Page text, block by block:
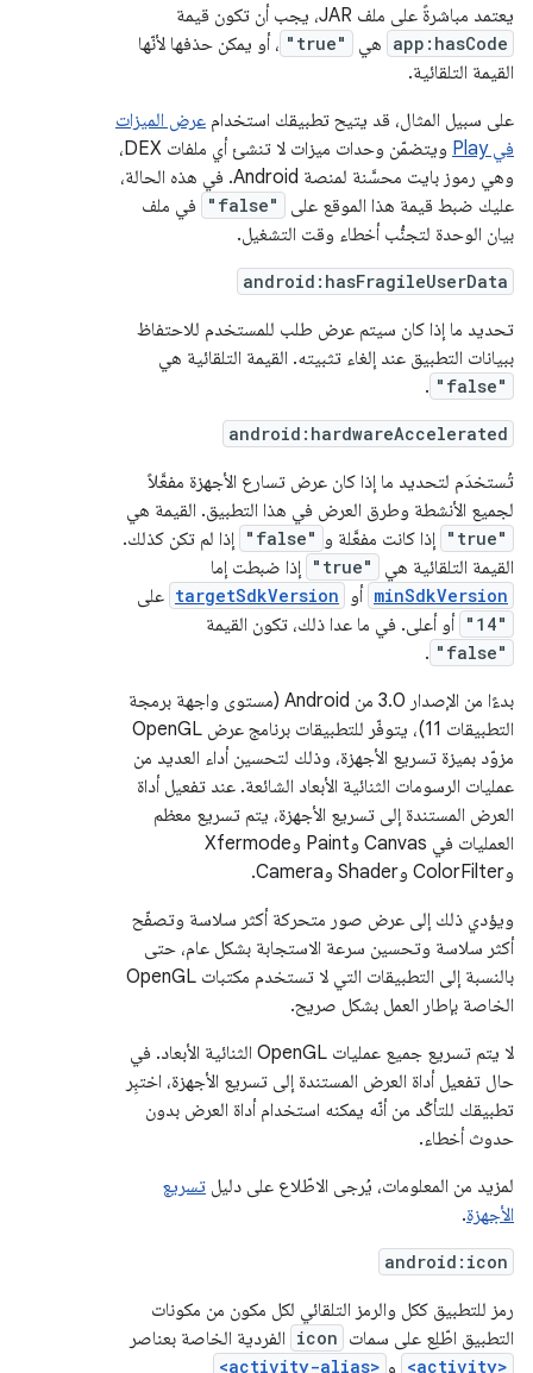
يعتمد مباشرةً على ملف JAR، يجب أن تكون قيمة
app:hasCode هي "true" ، أو يمكن حذفها لأنّها
القيمة التلقائية.
على سبيل المثال، قد يتيح تطبيقك استخدام عرض الميزات
في Play
ويتضمّن وحدات ميزات لا تنشئ أي ملفات DEX،
وهي رموز بايت محسَّنة لمنصة Android. في هذه الحالة،
عليك ضبط قيمة هذا الموقع على
"false"
في ملف
بيان الوحدة لتجنُّب أخطاء وقت التشغيل.
android:hasFragileUserData
تحديد ما إذا كان سيتم عرض طلب للمستخدم للاحتفاظ
ببيانات التطبيق عند إلغاء تثبيته. القيمة التلقائية هي
"false"
.
android:hardwareAccelerated
تُستخدَم لتحديد ما إذا كان عرض تسارع الأجهزة مفعَّلاً
لجميع الأنشطة وطرق العرض في هذا التطبيق. القيمة هي
"true" إذا كانت مفعَّلة و "false"
إذا لم تكن كذلك.
القيمة التلقائية هي
"true" إذا ضبطت إما
minSdkVersion أو targetSdkVersion على
"14" أو أعلى. في ما عدا ذلك، تكون القيمة
"false"
.
بدءًا من الإصدار 3.0 من Android (مستوى واجهة برمجة
التطبيقات 11)، يتوفّر للتطبيقات برنامج عرض OpenGL
مزوّد بميزة تسريع الأجهزة، وذلك لتحسين أداء العديد من
عمليات الرسومات الثنائية الأبعاد الشائعة. عند تفعيل أداة
العرض المستندة إلى تسريع الأجهزة، يتم تسريع معظم
العمليات في Canvas وPaint وXfermode
وColorFilter وShader وCamera.
ويؤدي ذلك إلى عرض صور متحركة أكثر سلاسة وتصفّح
أكثر سلاسة وتحسين سرعة الاستجابة بشكل عام، حتى
بالنسبة إلى التطبيقات التي لا تستخدم مكتبات OpenGL
الخاصة بإطار العمل بشكل صريح.
لا يتم تسريع جميع عمليات OpenGL الثنائية الأبعاد. في
حال تفعيل أداة العرض المستندة إلى تسريع الأجهزة، اختبِر
تطبيقك للتأكّد من أنّه يمكنه استخدام أداة العرض بدون
حدوث أخطاء.
لمزيد من المعلومات، يُرجى الاطّلاع على دليل تسريع
الأجهزة.
android:icon
رمز للتطبيق ككل والرمز التلقائي لكل مكون من مكونات
التطبيق اطّلِع على سمات icon الفردية الخاصة بعناصر
<activity> و <activity-alias>